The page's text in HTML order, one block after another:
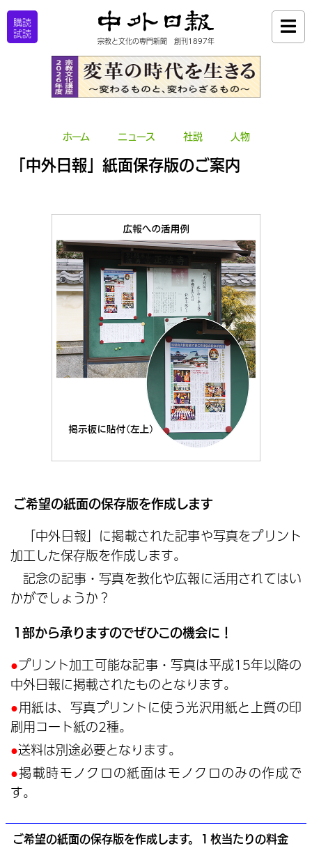
購読
試読
宗教と文化の専門新聞 創刊1897年
ホーム ニュース 社説 人物
「中外日報」紙面保存版のご案内
ご希望の紙面の保存版を作成します
「中外日報」に掲載された記事や写真をプリント
加工した保存版を作成します。
記念の記事・写真を教化や広報に活用されてはい
かがでしょうか？
1部から承りますのでぜひこの機会に！
プリント加工可能な記事・写真は平成15年以降の
中外日報に掲載されたものとなります。
用紙は、写真プリントに使う光沢用紙と上質の印
刷用コート紙の2種。
送料は別途必要となります。
掲載時モノクロの紙面はモノクロのみの作成で
す。
ご希望の紙面の保存版を作成します。１枚当たりの料金